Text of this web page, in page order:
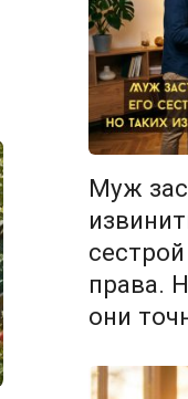
Муж
права.
они